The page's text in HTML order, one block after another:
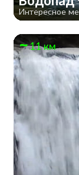
Интересное
11 км